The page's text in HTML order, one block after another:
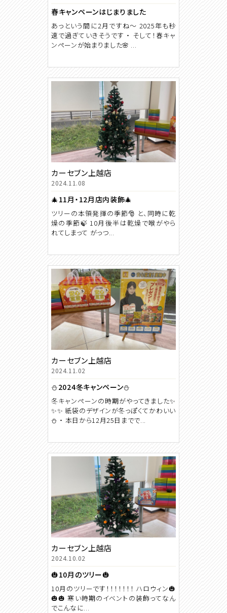
春キャンペーンはじまりました
あっという間に2月ですね～ 2025年も秒
速で過ぎていきそうです ・ そして！春キャ
ンペーンが始まりました🌸 ...
カーセブン上越店
2024.11.08
🎄11月・12月店内装飾🎄
ツリーの本領発揮の季節🎅 と、同時に乾
燥の季節🍃 10月後半は乾燥で喉がやら
れてしまって がっつ...
カーセブン上越店
2024.11.02
⛄2024冬キャンペーン⛄
冬キャンペーンの時期がやってきました✨
✨✨ 紙袋のデザインが冬っぽくてかわいい
⛄ ・ 本日から12月25日までで...
カーセブン上越店
2024.10.02
🎃10月のツリー🎃
10月のツリーです！！！！！！！ ハロウィン🎃
🎃🎃 寒い時期のイベントの装飾ってなん
でこんなに...